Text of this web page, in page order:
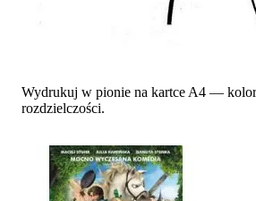
Wydrukuj w pionie na kartce A4 —
rozdzielczości.